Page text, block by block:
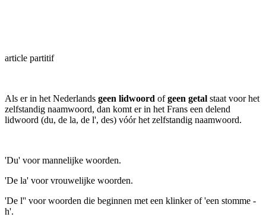
article partitif
Als er in het Nederlands geen lidwoord ofgeen getal staat voor het
zelfstandig naamwoord, dan komt er in het Frans een delend
lidwoord (du, de la, de l', des) vóór het zelfstandig naamwoord.
'Du' voor mannelijke woorden.
'De la' voor vrouwelijke woorden.
'De l'' voor woorden die beginnen met een klinker of 'een stomme -
h'.